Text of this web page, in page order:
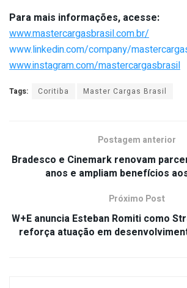
Para mais informações, acesse:
www.mastercargasbrasil.com.br/
www.linkedin.com/company/
www.instagram.com/mastercargasbrasil
Tags: Coritiba Master Cargas Brasil
Postagem anterior
Bradesco e Cinemark renovam
anos e ampliam benefícios
Próximo Post
W+E anuncia Esteban Romiti como
reforça atuação em